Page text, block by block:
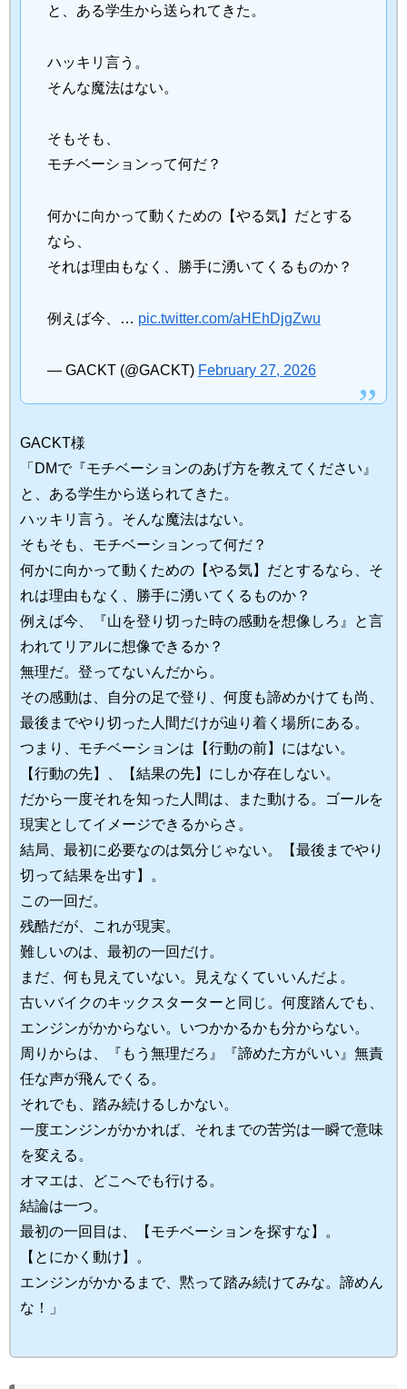
と、ある学生から送られてきた。
ハッキリ言う。
そんな魔法はない。
そもそも、
モチベーションって何だ？
何かに向かって動くための【やる気】だとする
なら、
それは理由もなく、勝手に湧いてくるものか？
例えば今、… pic.twitter.com/aHEhDjgZwu
— GACKT (@GACKT) February 27, 2026
GACKT様
「DMで『モチベーションのあげ方を教えてください』
と、ある学生から送られてきた。
ハッキリ言う。そんな魔法はない。
そもそも、モチベーションって何だ？
何かに向かって動くための【やる気】だとするなら、そ
れは理由もなく、勝手に湧いてくるものか？
例えば今、『山を登り切った時の感動を想像しろ』と言
われてリアルに想像できるか？
無理だ。登ってないんだから。
その感動は、自分の足で登り、何度も諦めかけても尚、
最後までやり切った人間だけが辿り着く場所にある。
つまり、モチベーションは【行動の前】にはない。
【行動の先】、【結果の先】にしか存在しない。
だから一度それを知った人間は、また動ける。ゴールを
現実としてイメージできるからさ。
結局、最初に必要なのは気分じゃない。【最後までやり
切って結果を出す】。
この一回だ。
残酷だが、これが現実。
難しいのは、最初の一回だけ。
まだ、何も見えていない。見えなくていいんだよ。
古いバイクのキックスターターと同じ。何度踏んでも、
エンジンがかからない。いつかかるかも分からない。
周りからは、『もう無理だろ』『諦めた方がいい』無責
任な声が飛んでくる。
それでも、踏み続けるしかない。
一度エンジンがかかれば、それまでの苦労は一瞬で意味
を変える。
オマエは、どこへでも行ける。
結論は一つ。
最初の一回目は、【モチベーションを探すな】。
【とにかく動け】。
エンジンがかかるまで、黙って踏み続けてみな。諦めん
な！」